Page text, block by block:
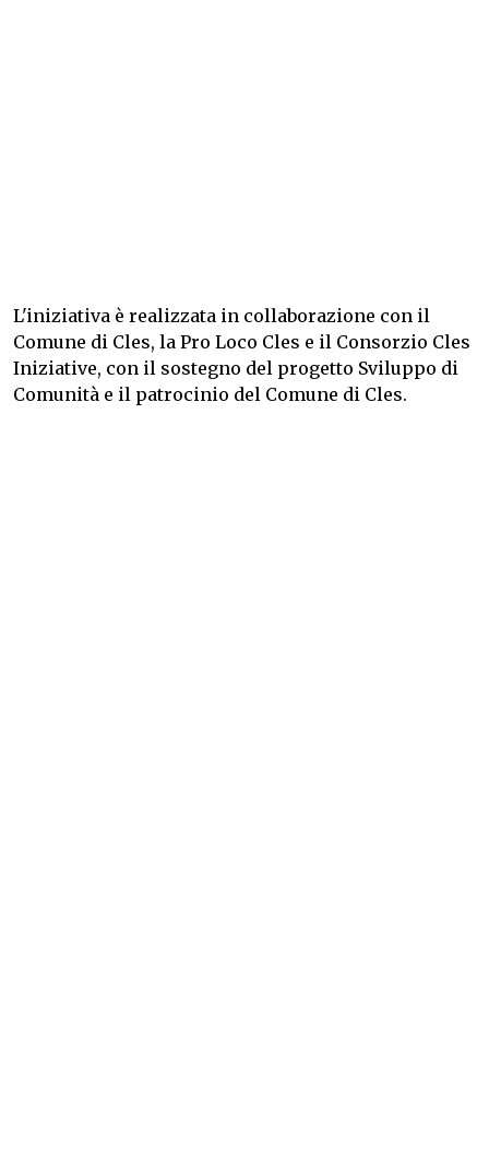
L'iniziativa è realizzata in collaborazione con il
Comune di Cles, la Pro Loco Cles e il Consorzio Cles
Iniziative, con il sostegno del progetto Sviluppo di
Comunità e il patrocinio del Comune di Cles.